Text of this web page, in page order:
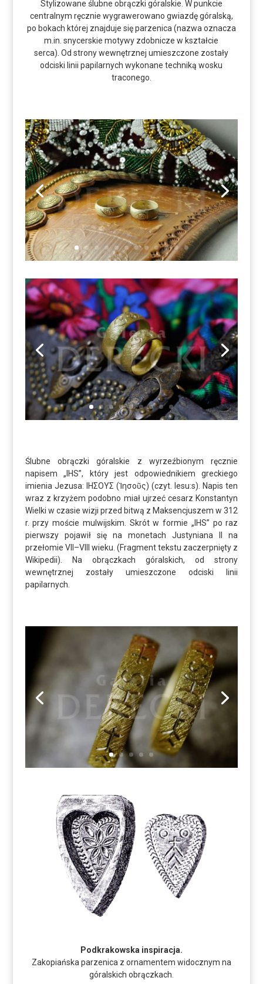
Stylizowane ślubne obrączki góralskie. W punkcie
centralnym ręcznie wygrawerowano gwiazdę góralską,
po bokach której znajduje się parzenica (nazwa oznacza
m.in. snycerskie motywy zdobnicze w kształcie
serca). Od strony wewnętrznej umieszczone zostały
odciski linii papilarnych wykonane techniką wosku
traconego.
Ślubne obrączki góralskie z wyrzeźbionym ręcznie
napisem „IHS”, który jest odpowiednikiem greckiego
imienia Jezusa: ΙΗΣΟΥΣ (Ἰησοῦς) (czyt. Iesu:s). Napis ten
wraz z krzyżem podobno miał ujrzeć cesarz Konstantyn
Wielki w czasie wizji przed bitwą z Maksencjuszem w 312
r. przy moście mulwijskim. Skrót w formie „IHS” po raz
pierwszy pojawił się na monetach Justyniana II na
przełomie VII–VIII wieku. (Fragment tekstu zaczerpnięty z
Wikipedii). Na obrączkach góralskich, od strony
wewnętrznej zostały umieszczone odciski linii
papilarnych.
Podkrakowska inspiracja.
Zakopiańska parzenica z ornamentem widocznym na
góralskich obrączkach.